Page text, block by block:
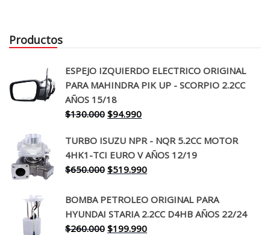
Productos
ESPEJO IZQUIERDO ELECTRICO ORIGINAL
PARA MAHINDRA PIK UP - SCORPIO 2.2CC
AÑOS 15/18
$130.000 El
original
era:
$130.000.
$94.990El
actual
es:
$94.990.
TURBO ISUZU NPR - NQR 5.2CC MOTOR
4HK1-TCI EURO V AÑOS 12/19
$650.000 El
original
era:
$650.000.
$519.990El
actual
es:
$519.990.
BOMBA PETROLEO ORIGINAL PARA
HYUNDAI STARIA 2.2CC D4HB AÑOS 22/24
$260.000 El
$199.990El